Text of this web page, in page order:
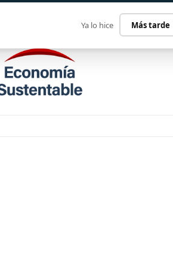
Ya lo hice Más tarde